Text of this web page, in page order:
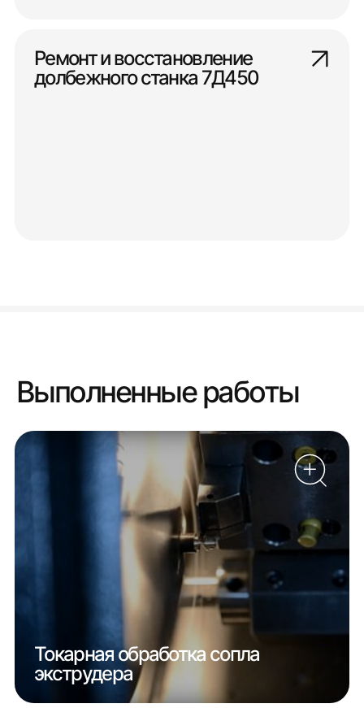
Ремонт и восстановление
долбежного станка 7Д450
Выполненные работы
Токарная обработка сопла
экструдера